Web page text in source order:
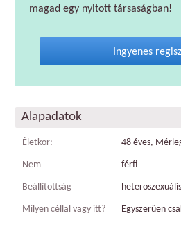
magad egy nyitott társaságban!
Ingyenes
Alapadatok
Életkor: 48 éves,
Nem férfi
Beállítottság heteroszexuális
Milyen céllal vagy itt? Egyszerûen